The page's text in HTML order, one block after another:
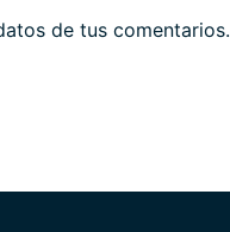
de tus comentarios.